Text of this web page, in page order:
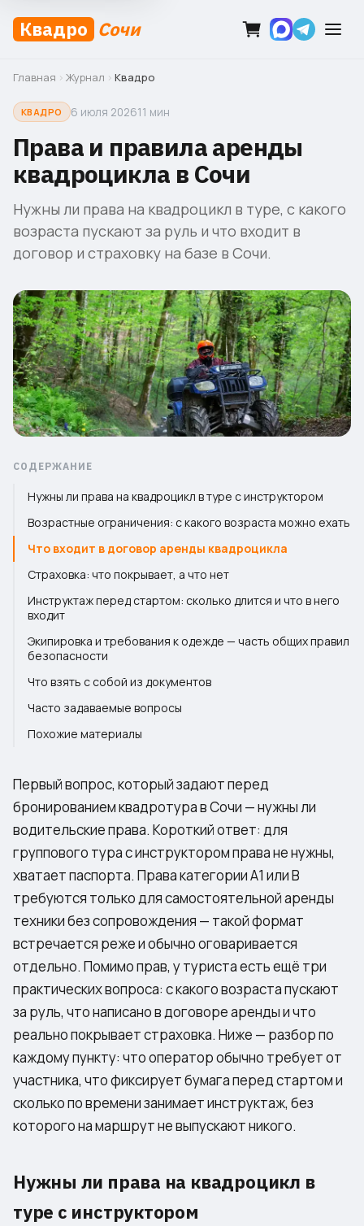
Квадро Сочи
Главная › Журнал › Квадро
КВАДРО 6 июля 202611 мин
Права и правила аренды
квадроцикла в Сочи
Нужны ли права на квадроцикл в туре, с какого
возраста пускают за руль и что входит в
договор и страховку на базе в Сочи.
СОДЕРЖАНИЕ
Нужны ли права на квадроцикл в туре с инструктором
Возрастные ограничения: с какого возраста можно ехать
Что входит в договор аренды квадроцикла
Страховка: что покрывает, а что нет
Инструктаж перед стартом: сколько длится и что в него
входит
Экипировка и требования к одежде — часть общих правил
безопасности
Что взять с собой из документов
Часто задаваемые вопросы
Похожие материалы
Первый вопрос, который задают перед
бронированием квадротура в Сочи — нужны ли
водительские права. Короткий ответ: для
группового тура с инструктором права не нужны,
хватает паспорта. Права категории A1 или B
требуются только для самостоятельной аренды
техники без сопровождения — такой формат
встречается реже и обычно оговаривается
отдельно. Помимо прав, у туриста есть ещё три
практических вопроса: с какого возраста пускают
за руль, что написано в договоре аренды и что
реально покрывает страховка. Ниже — разбор по
каждому пункту: что оператор обычно требует от
участника, что фиксирует бумага перед стартом и
сколько по времени занимает инструктаж, без
которого на маршрут не выпускают никого.
Нужны ли права на квадроцикл в
туре с инструктором